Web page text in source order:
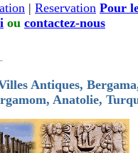
| Reservation Pour
ou contactez-nous
Antiques,
Anatolie,